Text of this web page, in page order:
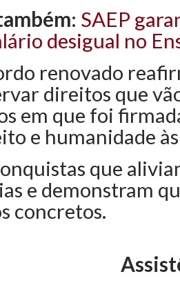
: SAEP
desigual no
renovado
direitos que
em que foi
e humanidade
que
e demonstram
concretos.